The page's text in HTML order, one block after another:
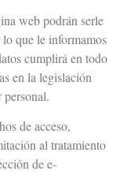
web podrán serle
que le informamos
cumplirá en todo
en la legislación
personal.
de acceso,
al tratamiento
de e-